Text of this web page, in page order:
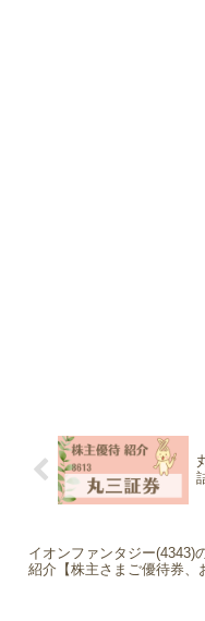
イオンファンタジー(4343)
紹介【株主さまご優待券、